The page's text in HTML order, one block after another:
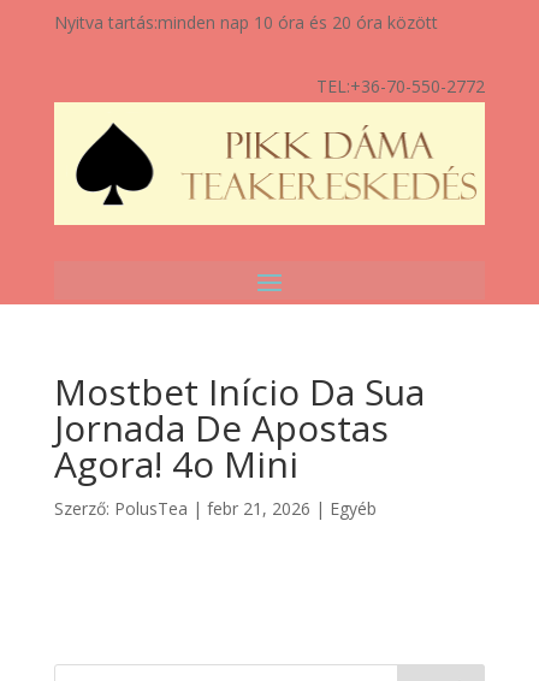
Nyitva tartás:minden nap 10 óra és 20 óra között
TEL:+36-70-550-2772
Mostbet Início Da Sua
Jornada De Apostas
Agora! 4o Mini
Szerző: PolusTea | febr 21, 2026 | Egyéb